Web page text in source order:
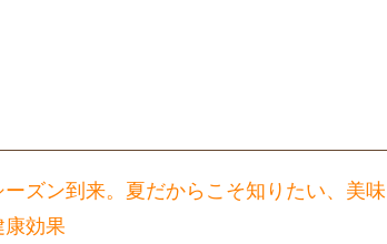
ズン到来。夏だからこそ知りたい、美味
康効果